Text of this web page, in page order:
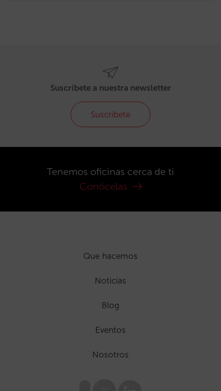
Suscríbete a nuestra newsletter
Suscríbete
Tenemos oficinas cerca de ti
Conócelas
Que hacemos
Noticias
Blog
Eventos
Nosotros